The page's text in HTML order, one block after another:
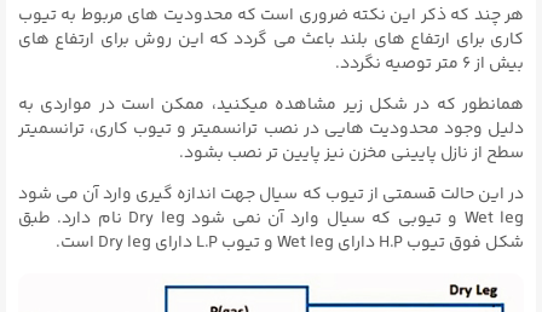
هر چند که ذکر این نکته ضروری است که محدودیت های مربوط به تیوب
کاری برای ارتفاع های بلند باعث می گردد که این روش برای ارتفاع های
بیش از ۶ متر توصیه نگردد.
همانطور که در شکل زیر مشاهده میکنید، ممکن است در مواردی به
دلیل وجود محدودیت هایی در نصب ترانسمیتر و تیوب کاری، ترانسمیتر
سطح از نازل پایینی مخزن نیز پایین تر نصب بشود.
در این حالت قسمتی از تیوب که سیال جهت اندازه گیری وارد آن می شود
Wet leg و تیوبی که سیال وارد آن نمی شود Dry leg نام دارد. طبق
شکل فوق تیوب H.P دارای Wet leg و تیوب L.P دارای Dry leg است.